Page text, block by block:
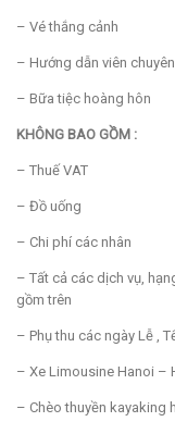
– Vé thắng cảnh
– Hướng dẫn viên
– Bữa tiệc hoàng hôn
KHÔNG BAO GỒM :
– Thuế VAT
– Đồ uống
– Chi phí các nhân
– Tất cả các dịch vụ,
gồm trên
– Phụ thu các ngày Lễ ,
– Xe Limousine Hanoi –
– Chèo thuyền kayaking